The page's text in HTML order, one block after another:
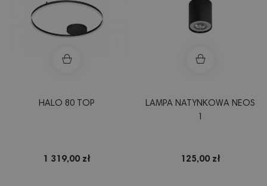
HALO 80 TOP
1 319,00 zł
LAMPA NATYNKOWA NEOS
125,00 zł